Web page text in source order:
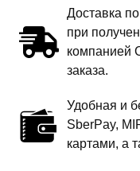
Доставка
при
компанией
заказа.
Удобная и
SberPay,
картами, а